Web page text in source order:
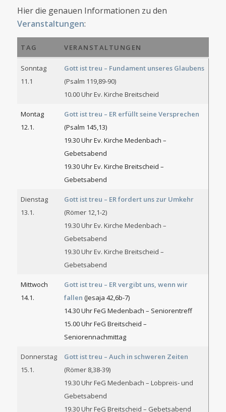
Hier die genauen Informationen zu den
Veranstaltungen:
TAG VERANSTALTUNGEN
Sonntag
11.1
Gott ist treu – Fundament unseres Glaubens
(Psalm 119,89-90)
10.00 Uhr Ev. Kirche Breitscheid
Montag
12.1.
Gott ist treu – ER erfüllt seine Versprechen
(Psalm 145,13)
19.30 Uhr Ev. Kirche Medenbach –
Gebetsabend
19.30 Uhr Ev. Kirche Breitscheid –
Gebetsabend
Dienstag
13.1.
Gott ist treu – ER fordert uns zur Umkehr
(Römer 12,1-2)
19.30 Uhr Ev. Kirche Medenbach –
Gebetsabend
19.30 Uhr Ev. Kirche Breitscheid –
Gebetsabend
Mittwoch
14.1.
Gott ist treu – ER vergibt uns, wenn wir
fallen (Jesaja 42,6b-7)
14.30 Uhr FeG Medenbach – Seniorentreff
15.00 Uhr FeG Breitscheid –
Seniorennachmittag
Donnerstag
15.1.
Gott ist treu – Auch in schweren Zeiten
(Römer 8,38-39)
19.30 Uhr FeG Medenbach – Lobpreis- und
Gebetsabend
19.30 Uhr FeG Breitscheid – Gebetsabend